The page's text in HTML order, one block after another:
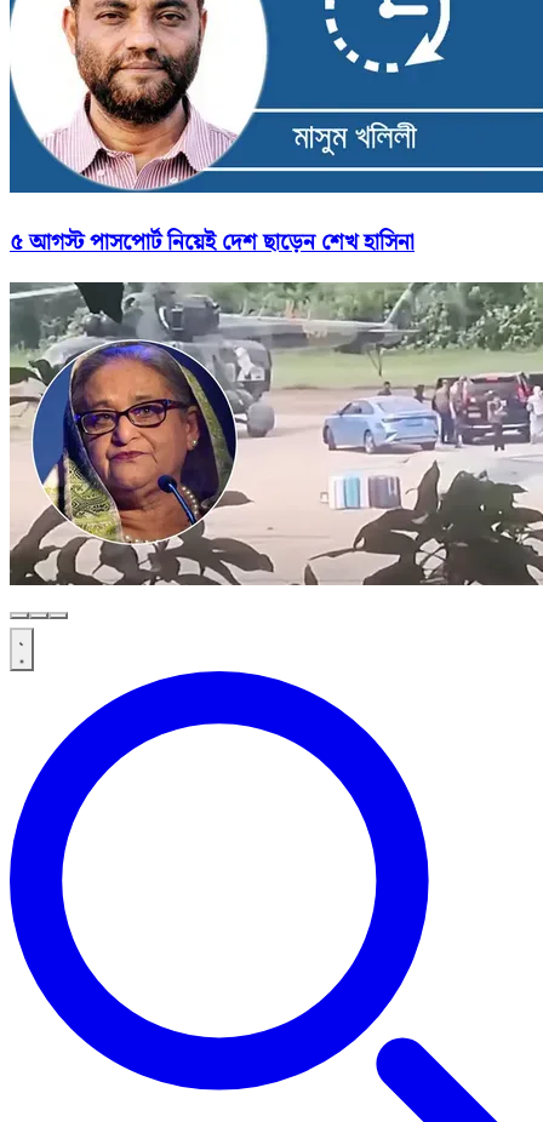
৫ আগস্ট পাসপোর্ট নিয়েই দেশ ছাড়েন শেখ হাসিনা